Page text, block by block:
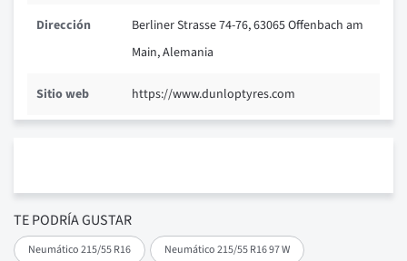
TE PODRÍA GUSTAR
Neumático 215/55 R16 Neumático 215/55 R16 97 W
Dirección
Berliner Strasse 74-76, 63065 Offenbach am
Main, Alemania
Sitio web https://www.dunloptyres.com